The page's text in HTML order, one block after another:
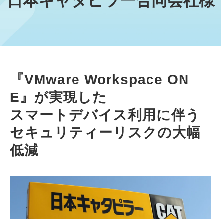
法人携帯お役立ち情報
運営会社
『VMware Workspace ON
E』が実現した
スマートデバイス利用に伴う
セキュリティーリスクの大幅
低減